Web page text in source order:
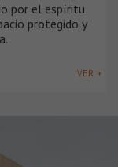
por el espíritu
protegido y
VER +